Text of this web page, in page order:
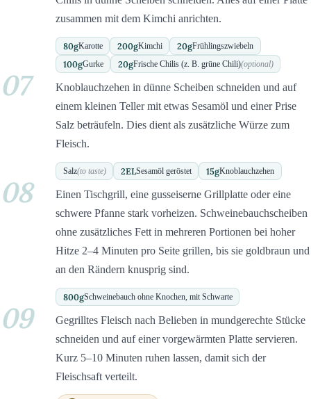
zusammen mit dem Kimchi anrichten.
80gKarotte 200gKimchi 20gFrühlingszwiebeln
100gGurke 20gFrische Chilis (z. B. grüne Chili)(optional)
07
Knoblauchzehen in dünne Scheiben schneiden und auf
einem kleinen Teller mit etwas Sesamöl und einer Prise
Salz beträufeln. Dies dient als zusätzliche Würze zum
Fleisch.
Salz(to taste) 2ELSesamöl geröstet 15gKnoblauchzehen
08
Einen Tischgrill, eine gusseiserne Grillplatte oder eine
schwere Pfanne stark vorheizen. Schweinebauchscheiben
ohne zusätzliches Fett in mehreren Portionen bei hoher
Hitze 2–4 Minuten pro Seite grillen, bis sie goldbraun und
an den Rändern knusprig sind.
800gSchweinebauch ohne Knochen, mit Schwarte
09
Gegrilltes Fleisch nach Belieben in mundgerechte Stücke
schneiden und auf einer vorgewärmten Platte servieren.
Kurz 5–10 Minuten ruhen lassen, damit sich der
Fleischsaft verteilt.